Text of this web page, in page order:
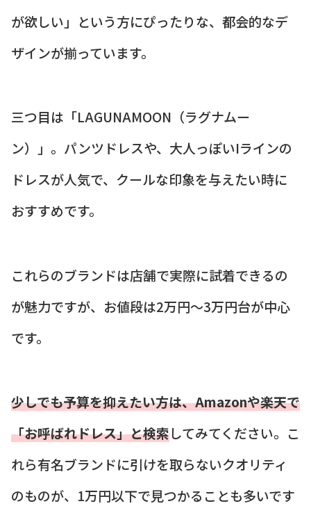
が欲しい」という方にぴったりな、都会的なデ
ザインが揃っています。
三つ目は「LAGUNAMOON（ラグナムー
ン）」。パンツドレスや、大人っぽいIラインの
ドレスが人気で、クールな印象を与えたい時に
おすすめです。
これらのブランドは店舗で実際に試着できるの
が魅力ですが、お値段は2万円〜3万円台が中心
です。
少しでも予算を抑えたい方は、Amazonや楽天で
「お呼ばれドレス」と検索してみてください。こ
れら有名ブランドに引けを取らないクオリティ
のものが、1万円以下で見つかることも多いです